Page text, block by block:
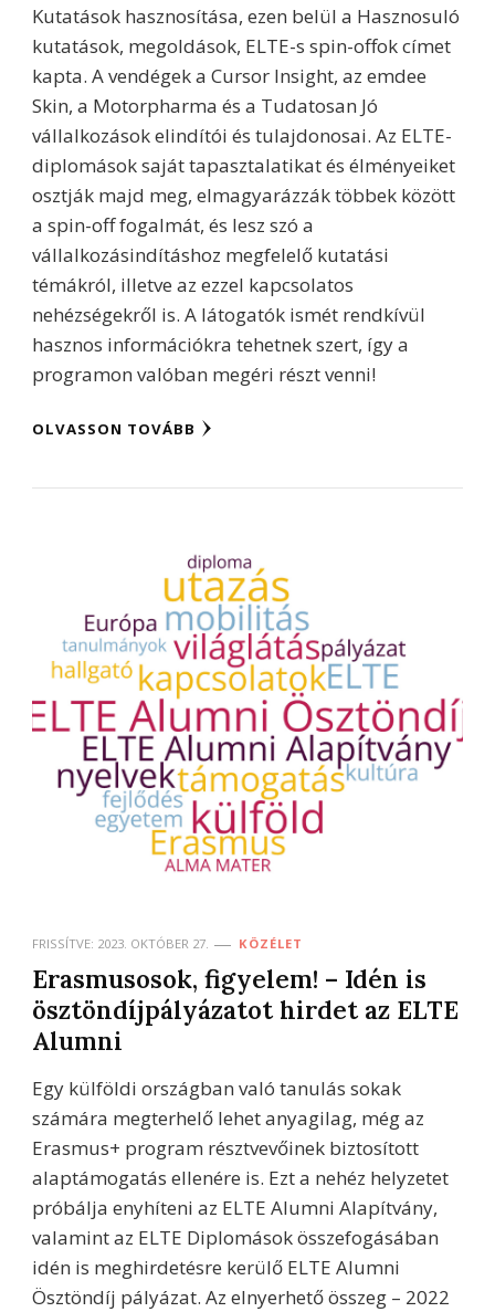
Kutatások hasznosítása, ezen belül a Hasznosuló
kutatások, megoldások, ELTE-s spin-offok címet
kapta. A vendégek a Cursor Insight, az emdee
Skin, a Motorpharma és a Tudatosan Jó
vállalkozások elindítói és tulajdonosai. Az ELTE-
diplomások saját tapasztalatikat és élményeiket
osztják majd meg, elmagyarázzák többek között
a spin-off fogalmát, és lesz szó a
vállalkozásindításhoz megfelelő kutatási
témákról, illetve az ezzel kapcsolatos
nehézségekről is. A látogatók ismét rendkívül
hasznos információkra tehetnek szert, így a
programon valóban megéri részt venni!
OLVASSON TOVÁBB
FRISSÍTVE: 2023. OKTÓBER 27. KÖZÉLET
Erasmusosok, figyelem! – Idén is
ösztöndíjpályázatot hirdet az ELTE
Alumni
Egy külföldi országban való tanulás sokak
számára megterhelő lehet anyagilag, még az
Erasmus+ program résztvevőinek biztosított
alaptámogatás ellenére is. Ezt a nehéz helyzetet
próbálja enyhíteni az ELTE Alumni Alapítvány,
valamint az ELTE Diplomások összefogásában
idén is meghirdetésre kerülő ELTE Alumni
Ösztöndíj pályázat. Az elnyerhető összeg – 2022